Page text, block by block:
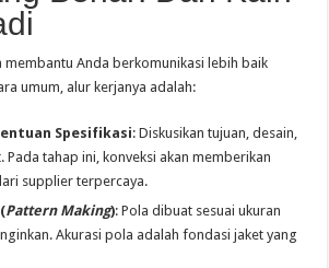
membantu Anda berkomunikasi lebih baik
umum, alur kerjanya adalah:
Spesifikasi: Diskusikan tujuan, desain,
Pada tahap ini, konveksi akan memberikan
supplier terpercaya.
Pattern Making): Pola dibuat sesuai ukuran
Akurasi pola adalah fondasi jaket yang